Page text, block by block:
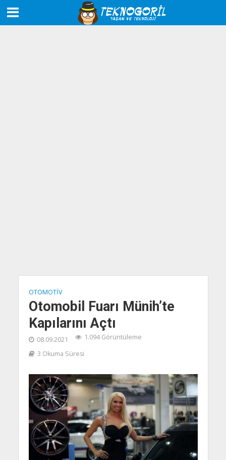
OTOMOTIV
Otomobil Fuarı Münih’te
Kapılarını Açtı
08.09.2021
1.094 Görüntüleme
3 Okuma Süresi